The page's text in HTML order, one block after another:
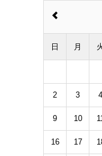
日 月
2 3 4
9 10 11
16 17